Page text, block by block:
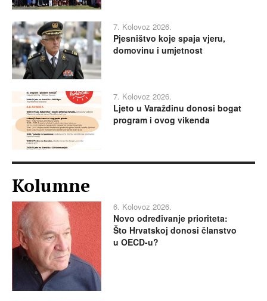
7. Kolovoz 2026.
Pjesništvo koje spaja vjeru,
domovinu i umjetnost
7. Kolovoz 2026.
Ljeto u Varaždinu donosi bogat
program i ovog vikenda
Kolumne
6. Kolovoz 2026.
Novo određivanje prioriteta:
Što Hrvatskoj donosi članstvo
u OECD-u?